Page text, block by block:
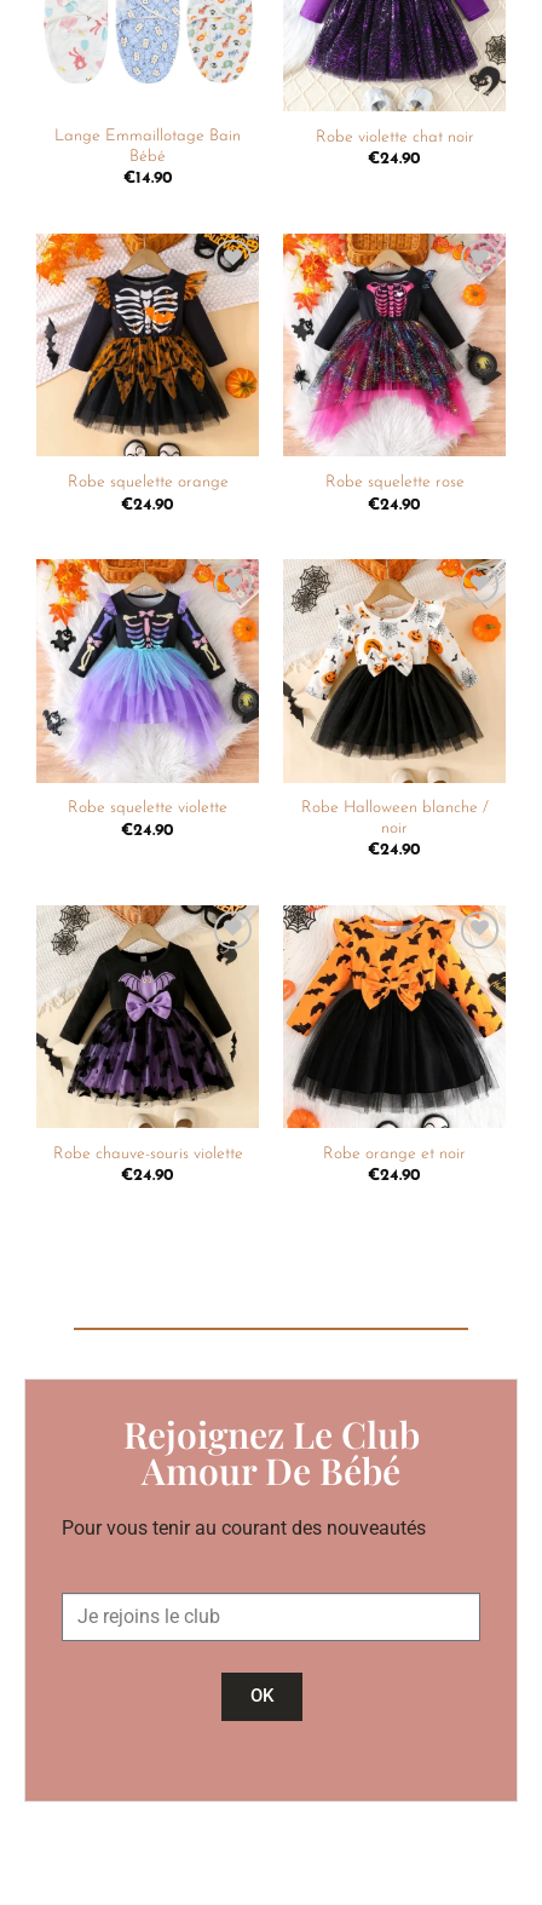
Lange Emmaillotage Bain
Bébé
€14.90
Robe violette chat noir
€24.90
Ajouter
à la
liste de
souhaits
Robe squelette orange
€24.90
Ajouter
à la
liste de
souhaits
Robe squelette rose
€24.90
Ajouter
à la
liste de
souhaits
Robe squelette violette
€24.90
Ajouter
à la
liste de
souhaits
Robe Halloween blanche /
noir
€24.90
Ajouter
liste de
souhaits
Robe chauve-souris violette
€24.90
Ajouter
à la
liste de
souhaits
Robe orange et noir
€24.90
Rejoignez Le Club
Amour De Bébé
Pour vous tenir au courant des nouveautés
OK